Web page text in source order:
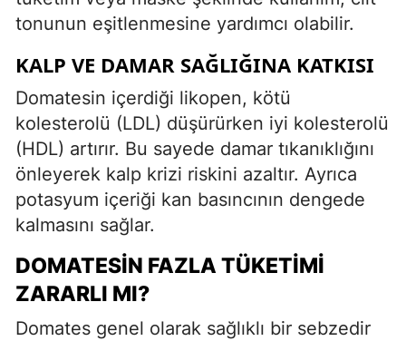
tonunun eşitlenmesine yardımcı olabilir.
KALP VE DAMAR SAĞLIĞINA KATKISI
Domatesin içerdiği likopen, kötü
kolesterolü (LDL) düşürürken iyi kolesterolü
(HDL) artırır. Bu sayede damar tıkanıklığını
önleyerek kalp krizi riskini azaltır. Ayrıca
potasyum içeriği kan basıncının dengede
kalmasını sağlar.
DOMATESIN FAZLA TÜKETIMI
ZARARLI MI?
Domates genel olarak sağlıklı bir sebzedir